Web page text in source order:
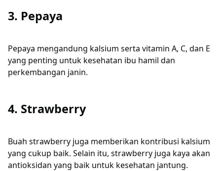
3. Pepaya
Pepaya mengandung kalsium serta vitamin A, C, dan E
yang penting untuk kesehatan ibu hamil dan
perkembangan janin.
4. Strawberry
Buah strawberry juga memberikan kontribusi kalsium
yang cukup baik. Selain itu, strawberry juga kaya akan
antioksidan yang baik untuk kesehatan jantung.